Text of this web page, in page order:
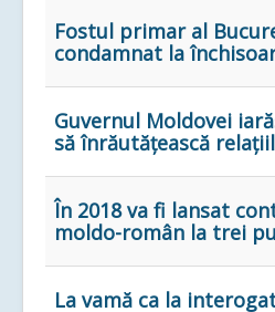
Fostul primar al
condamnat la
Guvernul Moldovei
să înrăutățească
În 2018 va fi lansat
moldo-român la trei
La vamă ca la